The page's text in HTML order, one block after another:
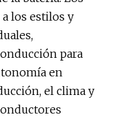
los estilos y
para
en
el clima y